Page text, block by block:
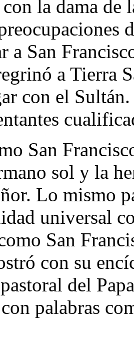
con la dama
a San
a Tierra
con el
San
sol y la
Lo mismo
universal
San
con su
del
palabras